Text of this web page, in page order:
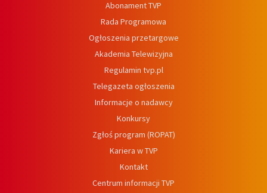
Abonament TVP
Rada Programowa
Ogłoszenia przetargowe
Akademia Telewizyjna
Regulamin tvp.pl
Telegazeta ogłoszenia
Informacje o nadawcy
Konkursy
Zgłoś program (ROPAT)
Kariera w TVP
Kontakt
Centrum informacji TVP